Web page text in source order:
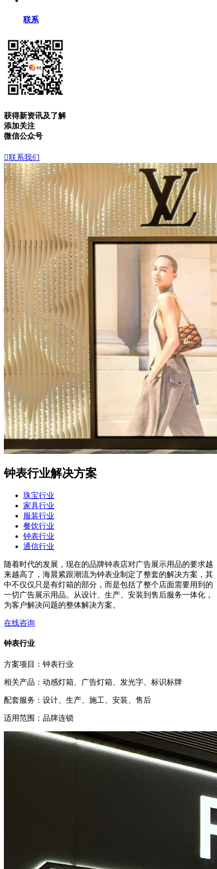
联系
获得新资讯及了解
添加关注
微信公众号
联系我们
钟表行业解决方案
珠宝行业
家具行业
服装行业
餐饮行业
钟表行业
通信行业
随着时代的发展，现在的品牌钟表店对广告展示用品的要求越
来越高了，海晨紧跟潮流为钟表业制定了整套的解决方案，其
中不仅仅只是有灯箱的部分，而是包括了整个店面需要用到的
一切广告展示用品。从设计、生产、安装到售后服务一体化，
为客户解决问题的整体解决方案。
在线咨询
钟表行业
方案项目：钟表行业
相关产品：动感灯箱、广告灯箱、发光字、标识标牌
配套服务：设计、生产、施工、安装、售后
适用范围：品牌连锁